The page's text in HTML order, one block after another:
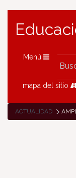
Menú
mapa del sitio
ACTUALIDAD AMPLIADO EL PLAZO DE